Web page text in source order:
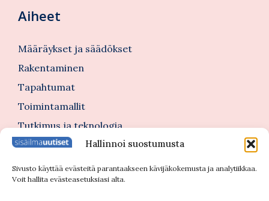
Hallinnoi suostumusta
Sivusto käyttää evästeitä parantaakseen kävijäkokemusta ja analytiikkaa.
Voit hallita evästeasetuksiasi alta.
Aiheet
Määräykset ja säädökset
Rakentaminen
Tapahtumat
Toimintamallit
Tutkimus ja teknologia
Tutustu myös